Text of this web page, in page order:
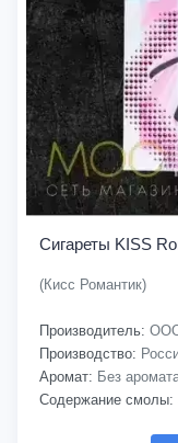
Сигареты KISS
(Кисс Романтик)
Производитель: ООО
Производство:
Аромат: Без
Содержание смолы: